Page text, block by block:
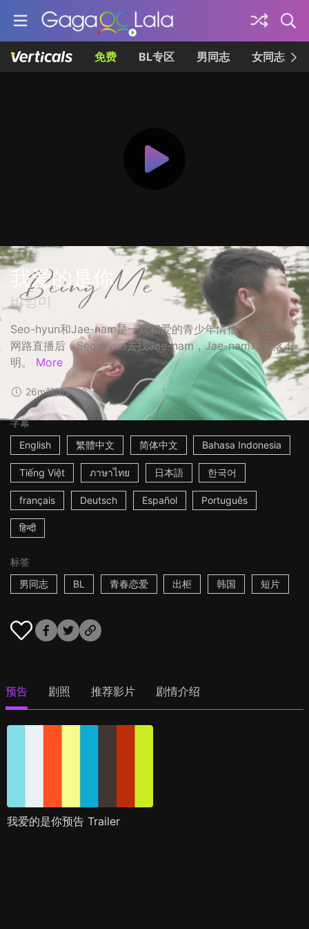
免费 BL专区 男同志 女同志
我爱的是你
비잉미
Seo-hyun和Jae-nam是一对相爱的青少年情侣，但在一次
网路直播后，Seo-hyun去找Jae-nam，Jae-nam却下落不
明。
More
26m韩国2018
字幕
English
繁體中文 简体中文 Bahasa Indonesia
Tiếng Việt ภาษาไทย 日本語 한국어
français Deutsch Español Português
हिन्दी
标签
男同志
BL 青春恋爱 出柜 韩国 短片
预告 剧照 推荐影片 剧情介绍
我爱的是你预告 Trailer